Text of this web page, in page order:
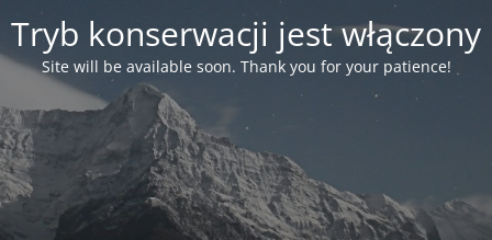
Tryb konserwacji jest włączony
Site will be available soon. Thank you for your patience!